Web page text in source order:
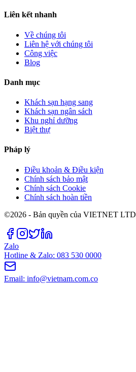
Liên kết nhanh
Về chúng tôi
Liên hệ với chúng tôi
Công việc
Blog
Danh mục
Khách sạn hạng sang
Khách sạn ngân sách
Khu nghỉ dưỡng
Biệt thự
Pháp lý
Điều khoản & Điều kiện
Chính sách bảo mật
Chính sách Cookie
Chính sách hoàn tiền
©2026 - Bản quyền của VIETNET LTD
Zalo
Hotline & Zalo: 083 530 0000
Email: info@vietnam.com.co